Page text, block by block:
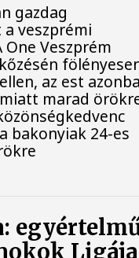
gazdag
veszprémi
Veszprém
az est
marad
bakonyiak 24-es
Ligája